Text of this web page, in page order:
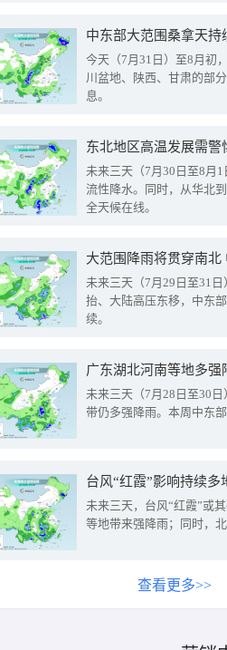
中东部大范围桑拿天
今天（7月31日）至8月初
川盆地、陕西、甘肃的部
息。
东北地区高温发展需
未来三天（7月30日至8月
流性降水。同时，从华北
全天候在线。
大范围降雨将贯穿南
未来三天（7月29日至31
抬、大陆高压东移，中东
续。
广东湖北河南等地多
未来三天（7月28日至30
带仍多强降雨。本周中东
台风“红霞”影响持续
未来三天，台风“红霞”或
等地带来强降雨；同时，
查看更多>>